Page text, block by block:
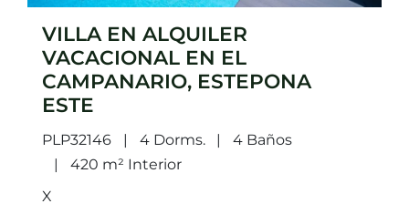
VILLA EN ALQUILER
VACACIONAL EN EL
CAMPANARIO, ESTEPONA
ESTE
PLP32146 4 Dorms.
4 Baños
420 m² Interior
X